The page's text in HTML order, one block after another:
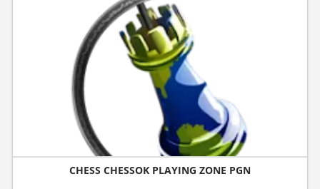
CHESS CHESSOK PLAYING ZONE PGN